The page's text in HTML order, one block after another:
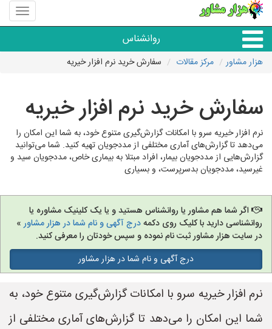
منوی
سایت
مشاور
روانشناس
گروه روانشناسی
هزار مشاور مرکز مقالات سفارش خرید نرم افزار خیریه
سفارش خرید نرم افزار خیریه
نرم افزار خیریه سرو با امکانات گزارش‌گیری متنوع خود، به شما این امکان را
می‌دهد تا گزارش‌های آماری مختلفی از مددجویان تهیه کنید. شما می‌توانید
گزارش‌هایی از مددجویان بیمار، افراد مبتلا به بیماری خاص، مددجویان سید و
غیرسید، مددجویان بدسرپرست، و بسیاری
اگر شما هم مشاور یا روانشناس هستید و یا یک کلینیک مشاوره یا
روانشناسی دارید با کلیک روی دکمهدرج آگهی و نام شما در هزار مشاور»
در سایت هزار مشاور ثبت نام نموده و سپس خودتان را معرفی کنید.
درج آگهی و نام شما در هزار مشاور
نرم افزار خیریه سرو با امکانات گزارش‌گیری متنوع خود، به
شما این امکان را می‌دهد تا گزارش‌های آماری مختلفی از